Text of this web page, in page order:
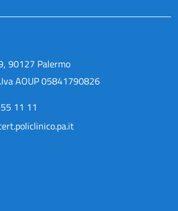
90127 Palermo
AOUP 05841790826
11 11